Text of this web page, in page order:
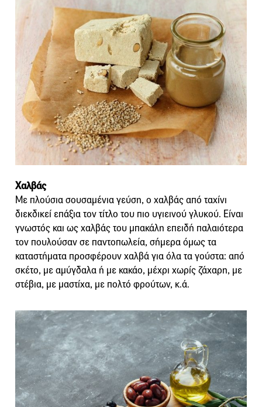
Χαλβάς
Με πλούσια σουσαμένια γεύση, o χαλβάς από ταχίνι
διεκδικεί επάξια τον τίτλο του πιο υγιεινού γλυκού. Είναι
γνωστός και ως χαλβάς του μπακάλη επειδή παλαιότερα
τον πουλούσαν σε παντοπωλεία, σήμερα όμως τα
καταστήματα προσφέρουν χαλβά για όλα τα γούστα: από
σκέτο, με αμύγδαλα ή με κακάο, μέχρι χωρίς ζάχαρη, με
στέβια, με μαστίχα, με πολτό φρούτων, κ.ά.